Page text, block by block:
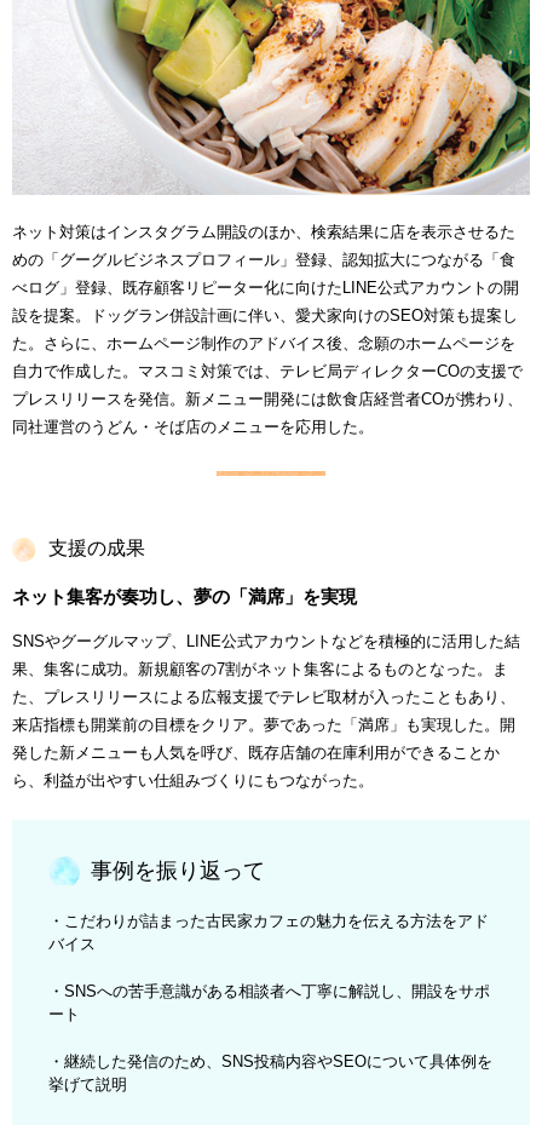
ネット対策はインスタグラム開設のほか、検索結果に店を表示させるた
めの「グーグルビジネスプロフィール」登録、認知拡大につながる「食
べログ」登録、既存顧客リピーター化に向けたLINE公式アカウントの開
設を提案。ドッグラン併設計画に伴い、愛犬家向けのSEO対策も提案し
た。さらに、ホームページ制作のアドバイス後、念願のホームページを
自力で作成した。マスコミ対策では、テレビ局ディレクターCOの支援で
プレスリリースを発信。新メニュー開発には飲食店経営者COが携わり、
同社運営のうどん・そば店のメニューを応用した。
支援の成果
ネット集客が奏功し、夢の「満席」を実現
SNSやグーグルマップ、LINE公式アカウントなどを積極的に活用した結
果、集客に成功。新規顧客の7割がネット集客によるものとなった。ま
た、プレスリリースによる広報支援でテレビ取材が入ったこともあり、
来店指標も開業前の目標をクリア。夢であった「満席」も実現した。開
発した新メニューも人気を呼び、既存店舗の在庫利用ができることか
ら、利益が出やすい仕組みづくりにもつながった。
事例を振り返って
・こだわりが詰まった古民家カフェの魅力を伝える方法をアド
バイス
・SNSへの苦手意識がある相談者へ丁寧に解説し、開設をサポ
ート
・継続した発信のため、SNS投稿内容やSEOについて具体例を
挙げて説明